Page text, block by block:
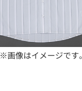
※画像はイメージです。